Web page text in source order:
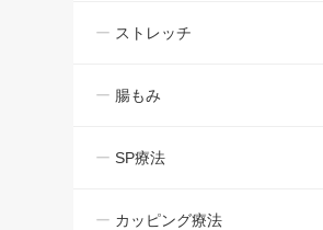
ストレッチ
腸もみ
SP療法
カッピング療法